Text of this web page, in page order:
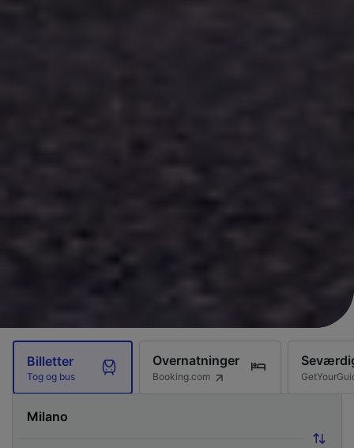
Billetter
Tog og bus
Overnatninger
Booking.com